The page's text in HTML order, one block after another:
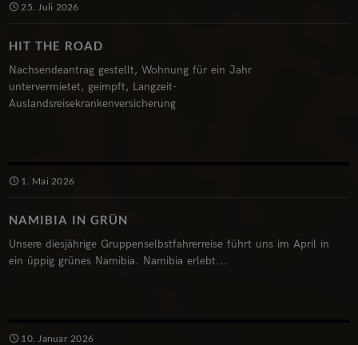
25. Juli 2026
HIT THE ROAD
Nachsendeantrag gestellt, Wohnung für ein Jahr
untervermietet, geimpft, Langzeit-
Auslandsreisekrankenversicherung
1. Mai 2026
NAMIBIA IN GRÜN
Unsere diesjährige Gruppenselbstfahrerreise führt uns im April in
ein üppig grünes Namibia. Namibia erlebt...
10. Januar 2026